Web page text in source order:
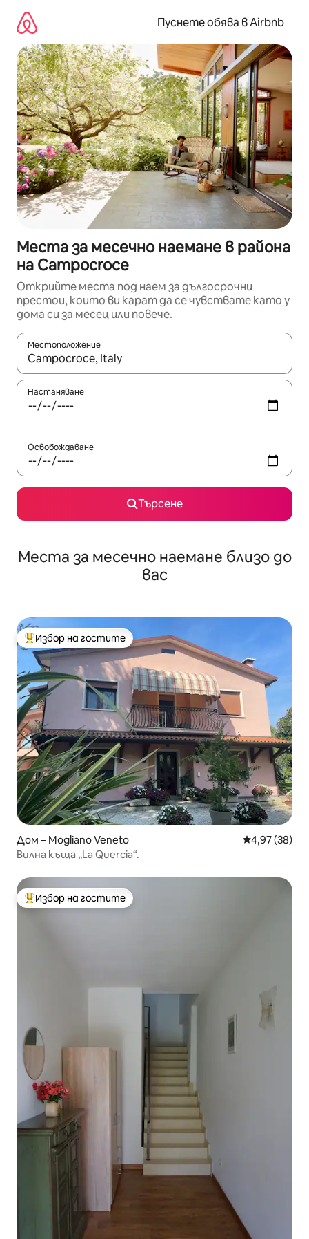
съдържанието
Пуснете обява в Airbnb
Места за месечно наемане в района
на Campocroce
Открийте места под наем за дългосрочни
престои, които ви карат да се чувствате като у
дома си за месец или повече.
Местоположение
Когато резултатите се покажат, използвайте
Настаняване
Освобождаване
Търсене
Места за месечно наемане близо до
вас
Най-популярен избор на гостите
Избор на гостите
Дом – Mogliano Veneto Средна
4,97 (38)
Вилна къща „La Quercia“.
Най-популярен избор на гостите
Избор на гостите